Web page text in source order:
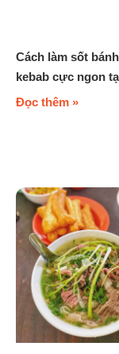
Cách làm sốt
kebab cực ngon
Đọc thêm »